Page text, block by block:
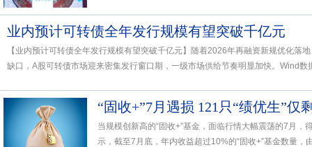
业内预计可转债全年发行规模有望突破千亿元
【业内预计可转债全年发行规模有望突破千亿元】随着2026年再融资新规优化落
缺口，A股可转债市场迎来密集发行窗口期，一级市场供给节奏明显加快。Wind数
“固收+”7月遇损 121只“绩优生”仅
当规模创新高的“固收+”基金，面临行情大幅震荡的7月
示，截至7月底，年内收益超过10%的“固收+”基金数量，